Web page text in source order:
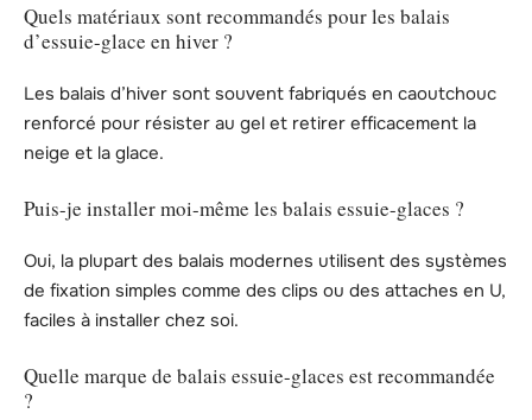
Quels matériaux sont recommandés pour les balais
d’essuie-glace en hiver ?
Les balais d’hiver sont souvent fabriqués en caoutchouc
renforcé pour résister au gel et retirer efficacement la
neige et la glace.
Puis-je installer moi-même les balais essuie-glaces ?
Oui, la plupart des balais modernes utilisent des systèmes
de fixation simples comme des clips ou des attaches en U,
faciles à installer chez soi.
Quelle marque de balais essuie-glaces est recommandée
?